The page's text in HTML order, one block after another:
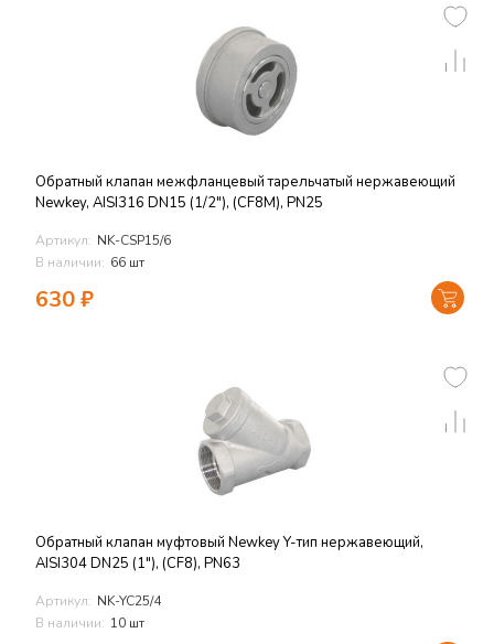
Обратный клапан межфланцевый тарельчатый нержавеющий
Newkey, AISI316 DN15 (1/2"), (CF8M), PN25
Артикул: NK-CSP15/6
В наличии: 66 шт
630₽
Обратный клапан муфтовый Newkey Y-тип нержавеющий,
AISI304 DN25 (1"), (CF8), PN63
Артикул: NK-YC25/4
В наличии: 10 шт